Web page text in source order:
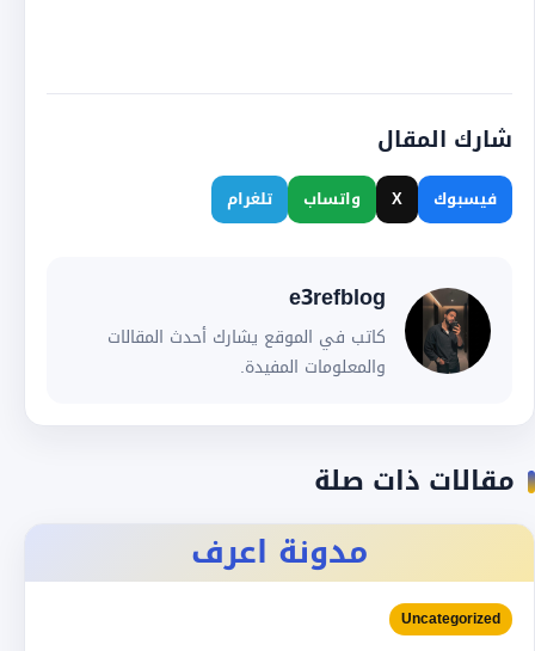
شارك المقال
فيسبوك X واتساب تلغرام
e3refblog
كاتب في الموقع يشارك أحدث المقالات
والمعلومات المفيدة.
مقالات ذات صلة
مدونة اعرف
Uncategorized